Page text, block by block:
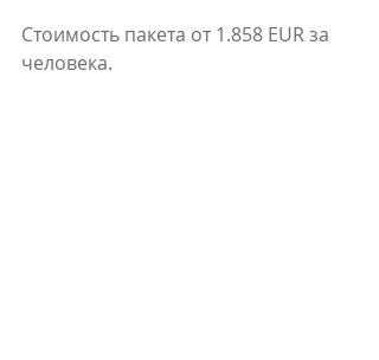
Стоимость пакета от 1.858 EUR за
человека.